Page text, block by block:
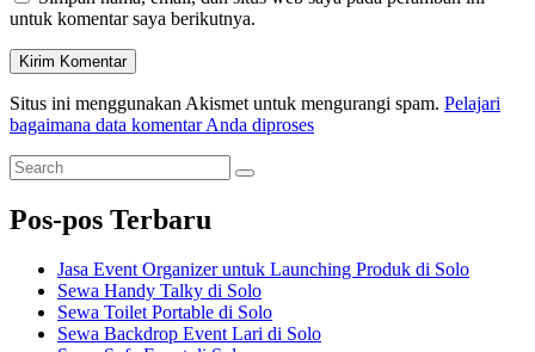
untuk komentar saya berikutnya.
Situs ini menggunakan Akismet untuk mengurangi spam. Pelajari
bagaimana data komentar Anda diproses
Primary
Widget
Area
Search
for:
Search
Pos-pos Terbaru
Jasa Event Organizer untuk Launching Produk di Solo
Sewa Handy Talky di Solo
Sewa Toilet Portable di Solo
Sewa Backdrop Event Lari di Solo